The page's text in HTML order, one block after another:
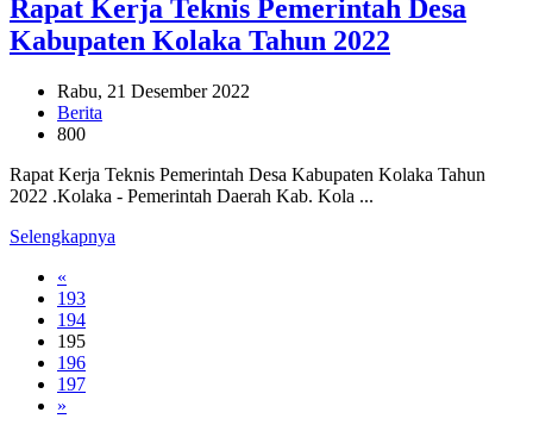
Rapat Kerja Teknis Pemerintah Desa
Kabupaten Kolaka Tahun 2022
Rabu, 21 Desember 2022
Berita
800
Rapat Kerja Teknis Pemerintah Desa Kabupaten Kolaka Tahun
2022 .Kolaka - Pemerintah Daerah Kab. Kola ...
Selengkapnya
«
193
194
195
196
197
»